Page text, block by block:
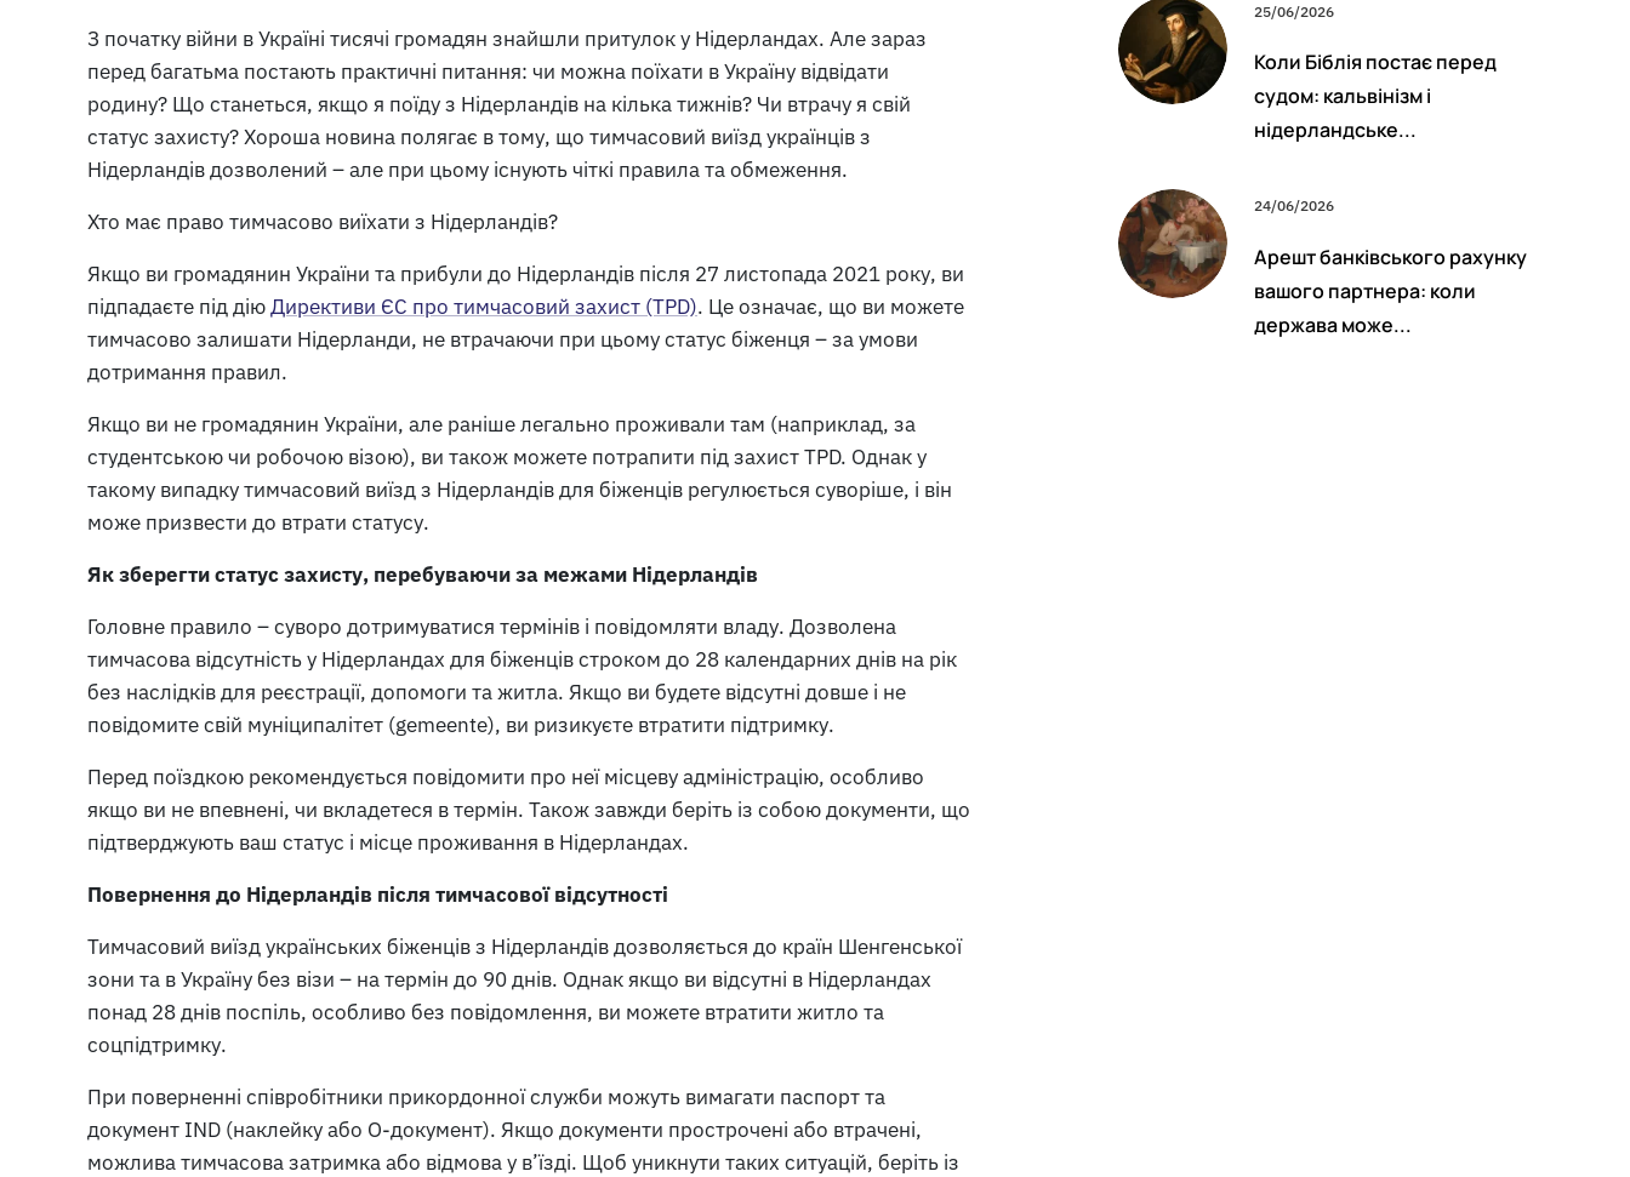
З початку війни в Україні тисячі громадян знайшли притулок у Нідерландах. Але зараз
перед багатьма постають практичні питання: чи можна поїхати в Україну відвідати
родину? Що станеться, якщо я поїду з Нідерландів на кілька тижнів? Чи втрачу я свій
статус захисту? Хороша новина полягає в тому, що тимчасовий виїзд українців з
Нідерландів дозволений – але при цьому існують чіткі правила та обмеження.
Хто має право тимчасово виїхати з Нідерландів?
Якщо ви громадянин України та прибули до Нідерландів після 27 листопада 2021 року, ви
підпадаєте під діюДирективи ЄС про тимчасовий захист (TPD). Це означає, що ви можете
тимчасово залишати Нідерланди, не втрачаючи при цьому статус біженця – за умови
дотримання правил.
Якщо ви не громадянин України, але раніше легально проживали там (наприклад, за
студентською чи робочою візою), ви також можете потрапити під захист TPD. Однак у
такому випадку тимчасовий виїзд з Нідерландів для біженців регулюється суворіше, і він
може призвести до втрати статусу.
Як зберегти статус захисту, перебуваючи за межами Нідерландів
Головне правило – суворо дотримуватися термінів і повідомляти владу. Дозволена
тимчасова відсутність у Нідерландах для біженців строком до 28 календарних днів на рік
без наслідків для реєстрації, допомоги та житла. Якщо ви будете відсутні довше і не
повідомите свій муніципалітет (gemeente), ви ризикуєте втратити підтримку.
Перед поїздкою рекомендується повідомити про неї місцеву адміністрацію, особливо
якщо ви не впевнені, чи вкладетеся в термін. Також завжди беріть із собою документи, що
підтверджують ваш статус і місце проживання в Нідерландах.
Повернення до Нідерландів після тимчасової відсутності
Тимчасовий виїзд українських біженців з Нідерландів дозволяється до країн Шенгенської
зони та в Україну без візи – на термін до 90 днів. Однак якщо ви відсутні в Нідерландах
понад 28 днів поспіль, особливо без повідомлення, ви можете втратити житло та
соцпідтримку.
При поверненні співробітники прикордонної служби можуть вимагати паспорт та
документ IND (наклейку або O-документ). Якщо документи прострочені або втрачені,
можлива тимчасова затримка або відмова у в’їзді. Щоб уникнути таких ситуацій, беріть із
25/06/2026
Коли Біблія постає перед
судом: кальвінізм і
нідерландське...
24/06/2026
Арешт банківського рахунку
вашого партнера: коли
держава може...